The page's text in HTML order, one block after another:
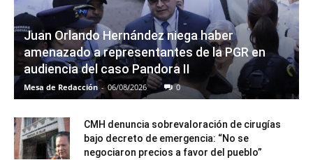
Juan Orlando Hernández niega haber
amenazado a representantes de la PGR en
audiencia del caso Pandora II
Mesa de Redacción - 06/08/2026 0
CMH denuncia sobrevaloración de cirugías
bajo decreto de emergencia: “No se
negociaron precios a favor del pueblo”